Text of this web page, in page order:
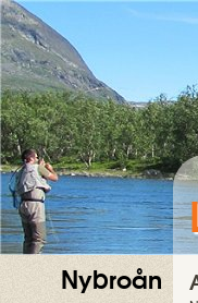
Nybroån